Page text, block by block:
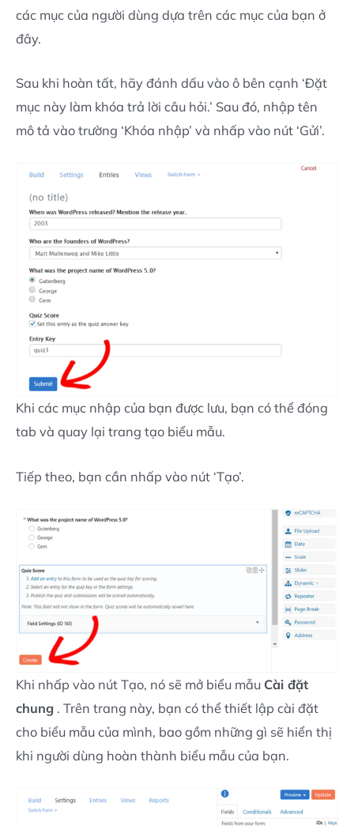
các mục của người dùng dựa trên các mục của bạn ở
đây.
Sau khi hoàn tất, hãy đánh dấu vào ô bên cạnh ‘Đặt
mục này làm khóa trả lời câu hỏi.’ Sau đó, nhập tên
mô tả vào trường ‘Khóa nhập’ và nhấp vào nút ‘Gửi’.
Khi các mục nhập của bạn được lưu, bạn có thể đóng
tab và quay lại trang tạo biểu mẫu.
Tiếp theo, bạn cần nhấp vào nút ‘Tạo’.
Khi nhấp vào nút Tạo, nó sẽ mở biểu mẫu Cài đặt
chung . Trên trang này, bạn có thể thiết lập cài đặt
cho biểu mẫu của mình, bao gồm những gì sẽ hiển thị
khi người dùng hoàn thành biểu mẫu của bạn.